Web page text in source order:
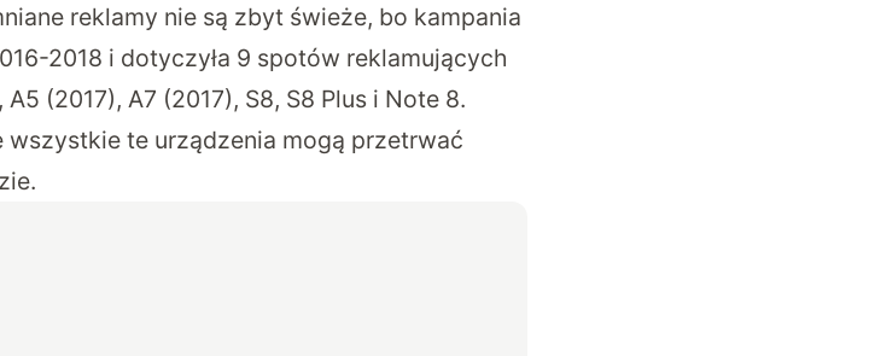
reklamy nie są zbyt świeże, bo kampania
2018 i dotyczyła 9 spotów reklamujących
(2017), A7 (2017), S8, S8 Plus i Note 8.
wszystkie te urządzenia mogą przetrwać